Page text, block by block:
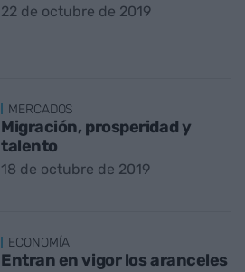
22 de octubre de 2019
MERCADOS
Migración, prosperidad y
talento
18 de octubre de 2019
ECONOMÍA
Entran en vigor los aranceles